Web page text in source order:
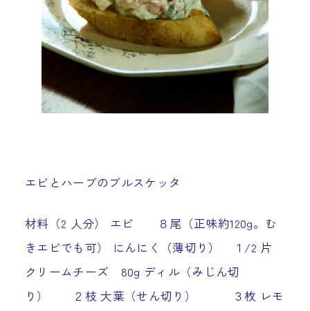
エビとハーブのブルスケッタ
材料（2 人分） エビ ８尾（正味約120g。む
きエビでも可） にんにく（薄切り） １/2 片
クリームチーズ 80g ディル（みじん切
り） ２枝 大葉（せん切り） ３枚 レモ